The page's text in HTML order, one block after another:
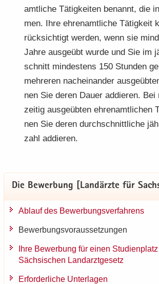
amt­li­che Tä­tig­kei­ten be­nannt, die
men. Ihre eh­ren­amt­li­che Tä­tig­keit
rück­sich­tigt wer­den, wenn sie
Jahre aus­ge­übt wurde und Sie im
schnitt min­des­tens 150 Stun­den
meh­re­ren nach­ein­an­der
nen Sie deren Dauer ad­die­ren.
zei­tig aus­ge­üb­ten eh­ren­amt­li­chen
nen Sie deren durch­schnitt­li­che
zahl ad­die­ren.
Die Be­wer­bung [Lan­d­ärz­te für
Ab­lauf des Be­wer­bungs­ver­fah­rens
Be­wer­bungs­vor­aus­set­zun­gen
Ihre Be­wer­bung für einen
Säch­si­schen Land­arzt­ge­setz
Er­for­der­li­che Un­ter­la­gen